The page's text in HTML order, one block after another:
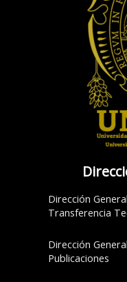
Dirección
Transferencia
Dirección
Publicaciones